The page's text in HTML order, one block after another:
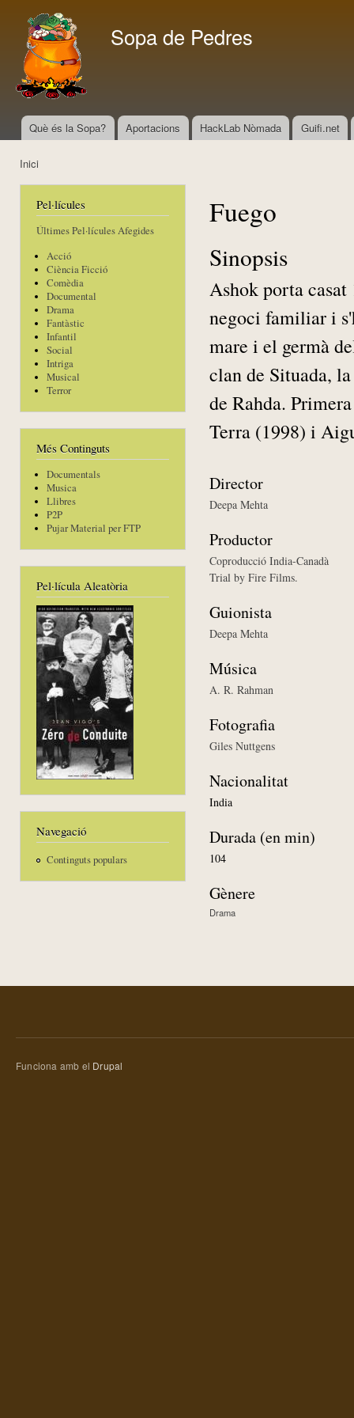
Sopa de Pedres
Menú principal
Què és la Sopa? Aportacions HackLab Nòmada Guifi.net
Inici
Pel·lícules
Últimes Pel·lícules Afegides
Acció
Ciència Ficció
Comèdia
Documental
Drama
Fantàstic
Infantil
Social
Intriga
Musical
Terror
Més Continguts
Documentals
Musica
Llibres
P2P
Pujar Material per FTP
Pel·lícula Aleatòria
Navegació
Continguts populars
Fuego
Sinopsis
Ashok porta casat
negoci familiar i
mare i el germà
clan de Situada,
de Rahda.
Terra (1998) i
Director
Deepa Mehta
Productor
Coproducció India-Canadà
Trial by Fire Films.
Guionista
Deepa Mehta
Música
A. R. Rahman
Fotografia
Giles Nuttgens
Nacionalitat
India
Durada (en min)
104
Gènere
Drama
Funciona amb el Drupal